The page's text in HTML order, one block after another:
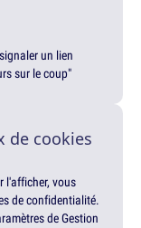
un lien
sur le coup"
de cookies
l'afficher, vous
de confidentialité.
de Gestion